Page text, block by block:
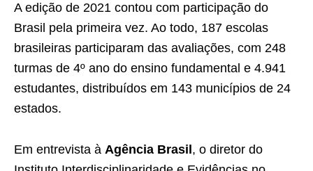
A edição de 2021 contou com participação do
Brasil pela primeira vez. Ao todo, 187 escolas
brasileiras participaram das avaliações, com 248
turmas de 4º ano do ensino fundamental e 4.941
estudantes, distribuídos em 143 municípios de 24
estados.
Em entrevista à Agência Brasil , o diretor do